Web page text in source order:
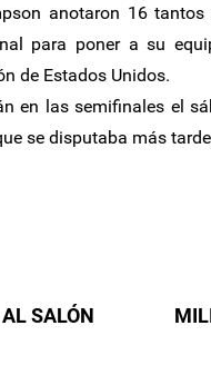
anotaron 16
para poner a su
de Estados Unidos.
en las semifinales el
se disputaba más
SALÓN